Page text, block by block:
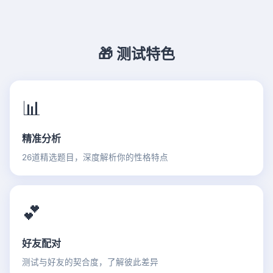
🎁 测试特色
📊
精准分析
26道精选题目，深度解析你的性格特点
💕
好友配对
测试与好友的契合度，了解彼此差异